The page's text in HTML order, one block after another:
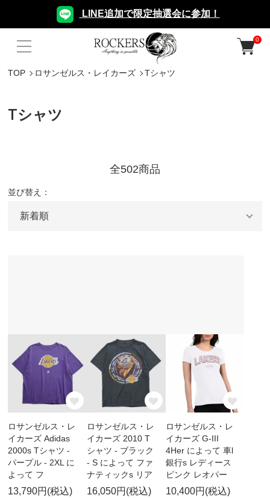
LINE追加で限定抽選会に参加！
0
TOP ロサンゼルス・レイカーズ Tシャツ
Tシャツ
全502商品
並び替え：
ロサンゼルス・レ
イカーズ Adidas
2000s Tシャツ -
パープル - 2XL に
よって フ
13,790円(税込)
ロサンゼルス・レ
イカーズ 2010 T
シャツ - ブラック
- S によって ファ
ナティックs リア
16,050円(税込)
ロサンゼルス・レ
イカーズ G-III
4Her によって 車l
銀行s レディース
ピンク レオパー
10,400円(税込)